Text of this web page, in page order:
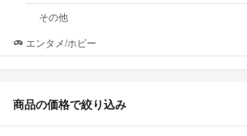
その他
エンタメ/ホビー
商品の価格で絞り込み